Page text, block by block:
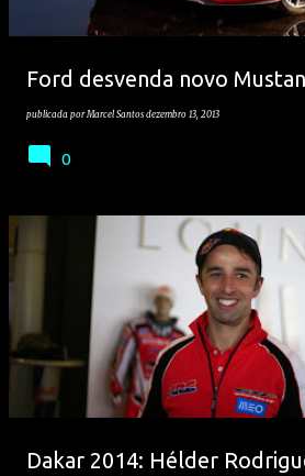
Ford desvenda novo
publicada porMarcel Santos dezembro 13, 2013
0
Dakar 2014: Hélder